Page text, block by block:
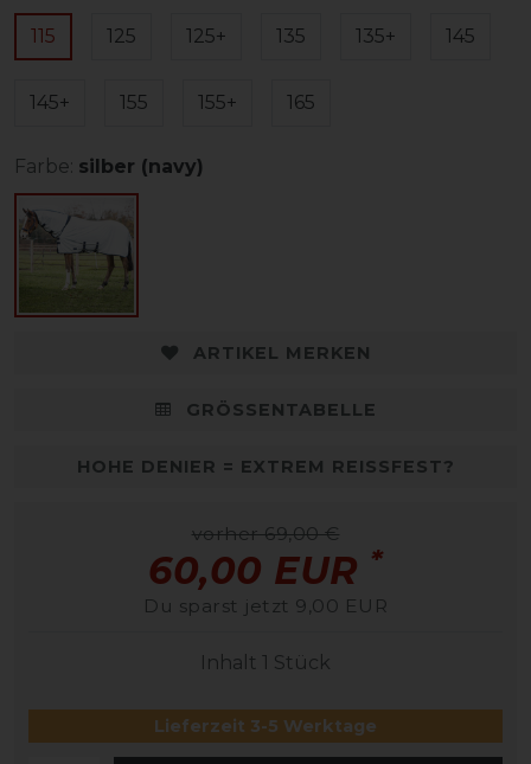
115 125 125+ 135 135+ 145
145+ 155 155+ 165
Farbe: silber (navy)
ARTIKEL MERKEN
GRÖSSENTABELLE
HOHE DENIER = EXTREM REISSFEST?
vorher 69,00 €
60,00 EUR *
Du sparst jetzt 9,00 EUR
Inhalt 1 Stück
Lieferzeit 3-5 Werktage